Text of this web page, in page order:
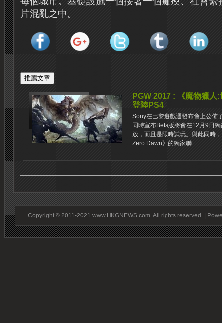
片混亂之中。
PGW 2017 : 《魔物獵人
登陸PS4
Sony在巴黎遊戲週發布會上公佈
同時宣布Beta版將會在12月9日
放，而且是限時試玩。與此同時
Zero Dawn》的獨家聯...
Copyright © 2011-2021 www.HKGNEWS.com. All rights reserved. |